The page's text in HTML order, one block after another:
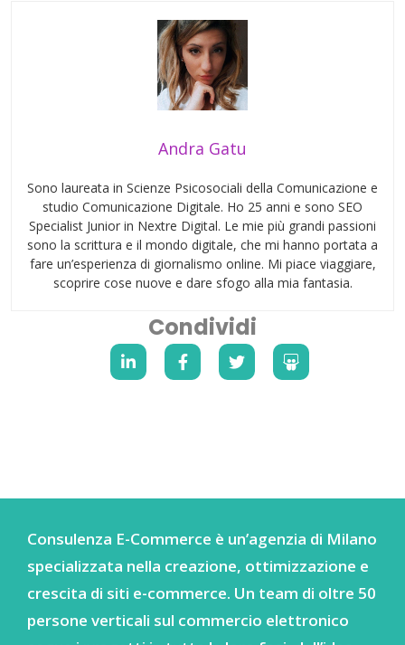
Andra Gatu
Sono laureata in Scienze Psicosociali della Comunicazione e
studio Comunicazione Digitale. Ho 25 anni e sono SEO
Specialist Junior in Nextre Digital. Le mie più grandi passioni
sono la scrittura e il mondo digitale, che mi hanno portata a
fare un’esperienza di giornalismo online. Mi piace viaggiare,
scoprire cose nuove e dare sfogo alla mia fantasia.
Condividi
Consulenza E-Commerce è un’agenzia di Milano
specializzata nella creazione, ottimizzazione e
crescita di siti e-commerce. Un team di oltre 50
persone verticali sul commercio elettronico